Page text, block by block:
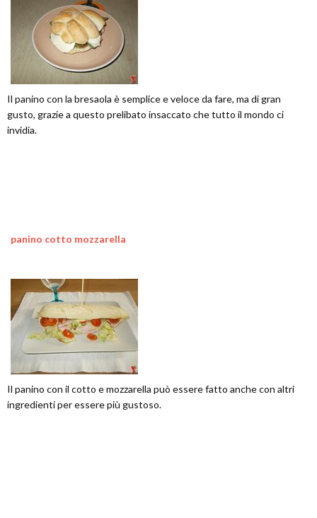
Il panino con la bresaola è semplice e veloce da fare, ma di gran
gusto, grazie a questo prelibato insaccato che tutto il mondo ci
invidia.
panino cotto mozzarella
Il panino con il cotto e mozzarella può essere fatto anche con altri
ingredienti per essere più gustoso.